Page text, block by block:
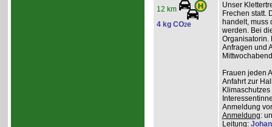
12 km
4 kg CO2e
Unser
Frechen statt.
handelt, muss
werden. Bei
Organisatorin.
Anfragen und
Frauen jeden
Anfahrt zur
Anmeldung
Anmeldung:
Leitung: